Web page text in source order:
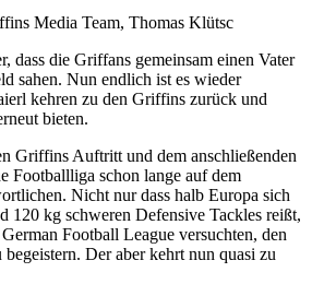
Media Team, Thomas Klütsc
dass die Griffans gemeinsam einen Vater
sahen. Nun endlich ist es wieder
kehren zu den Griffins zurück und
bieten.
Griffins Auftritt und dem anschließenden
Footballliga schon lange auf dem
Nicht nur dass halb Europa sich
120 kg schweren Defensive Tackles reißt,
Football League versuchten, den
Der aber kehrt nun quasi zu